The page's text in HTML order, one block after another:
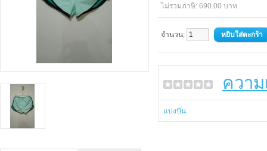
ไม่รวมภาษี: 690.00 บาท
จำนวน:
ควา
แบ่งปัน